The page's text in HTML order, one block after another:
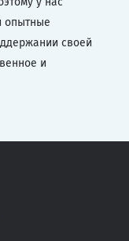
опытные
своей
и